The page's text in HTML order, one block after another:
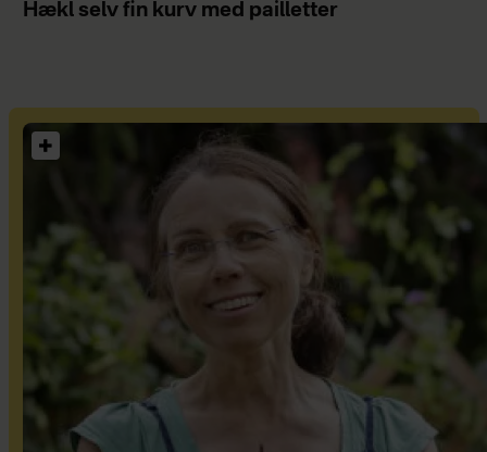
Hækl selv fin kurv med pailletter